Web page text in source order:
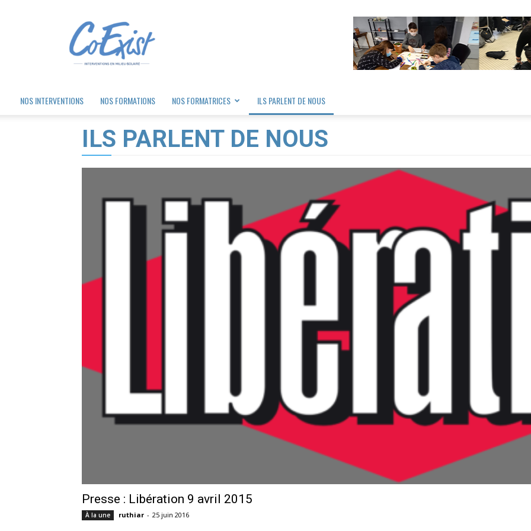
Coexist
NOS INTERVENTIONS NOS FORMATIONS NOS FORMATRICES ILS PARLENT DE NOUS
ILS PARLENT DE NOUS
Presse : Libération 9 avril 2015
À la une ruthiar - 25 juin 2016